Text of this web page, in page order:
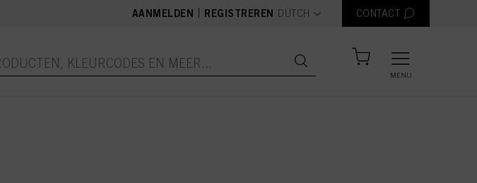
AANMELDEN REGISTREREN text.language
DUTCH CONTACT
MENU